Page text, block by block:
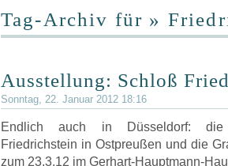
Tag-Archiv für »
Ausstellung: Schloß
Sonntag, 22. Januar 2012 18:16
Endlich auch in Düsseldorf: die
Friedrichstein in Ostpreußen und die
zum 23.3.12 im Gerhart-Hauptmann-